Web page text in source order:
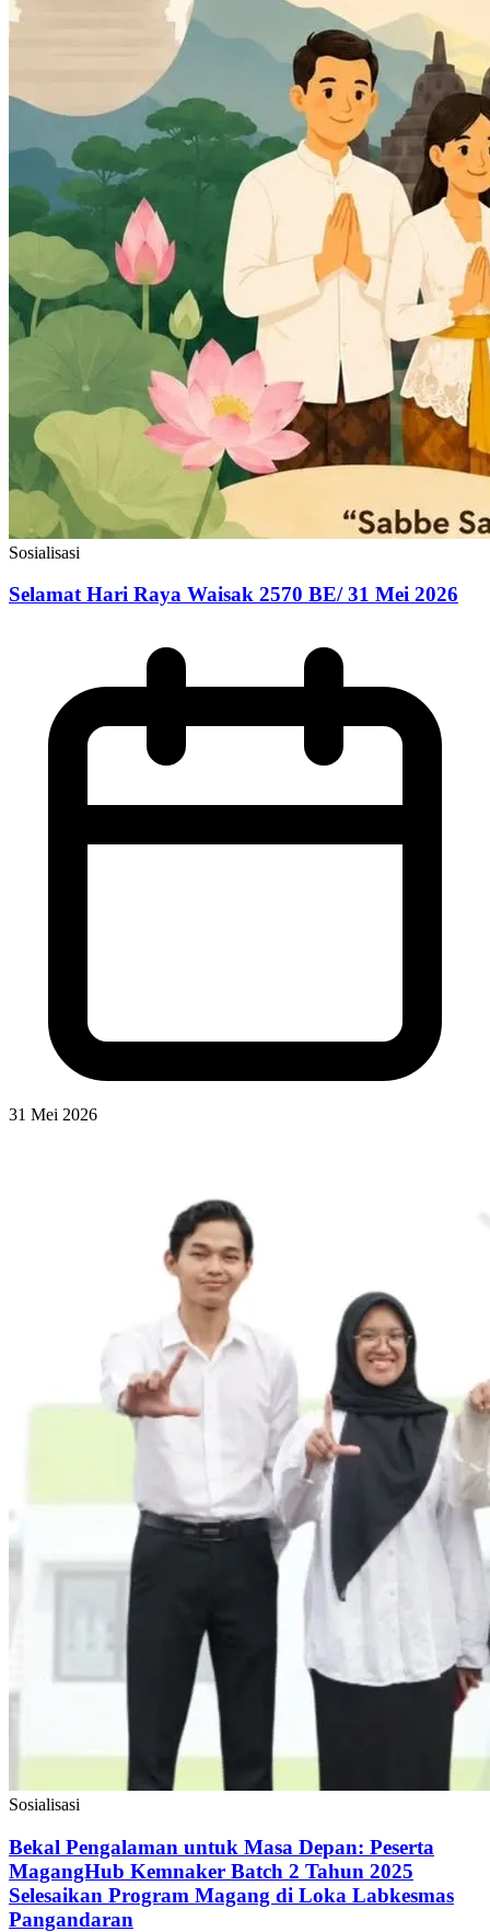
Sosialisasi
Selamat Hari Raya Waisak 2570 BE/ 31 Mei 2026
31 Mei 2026
Sosialisasi
Bekal Pengalaman untuk Masa Depan: Peserta
MagangHub Kemnaker Batch 2 Tahun 2025
Selesaikan Program Magang di Loka Labkesmas
Pangandaran